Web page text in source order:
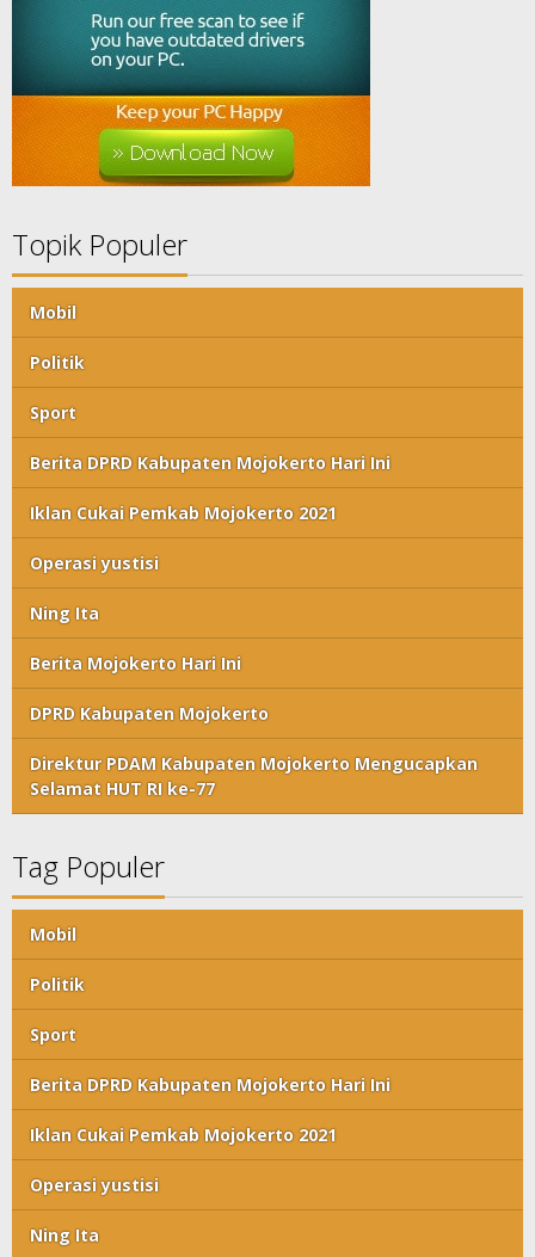
Topik Populer
Mobil
Politik
Sport
Berita DPRD Kabupaten Mojokerto Hari Ini
Iklan Cukai Pemkab Mojokerto 2021
Operasi yustisi
Ning Ita
Berita Mojokerto Hari Ini
DPRD Kabupaten Mojokerto
Direktur PDAM Kabupaten Mojokerto Mengucapkan
Selamat HUT RI ke-77
Tag Populer
Mobil
Politik
Sport
Berita DPRD Kabupaten Mojokerto Hari Ini
Iklan Cukai Pemkab Mojokerto 2021
Operasi yustisi
Ning Ita